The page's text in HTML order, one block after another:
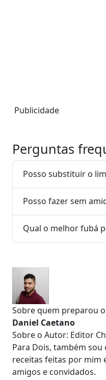
Publicidade
Perguntas
Posso substituir o
Posso fazer sem
Qual o melhor fubá
Sobre quem preparou
Daniel Caetano
Sobre o Autor: Editor
Para Dois, também
receitas feitas por mim
amigos e convidados.